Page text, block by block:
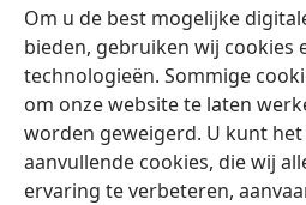
Om u de best mogelijke
bieden, gebruiken wij cookies
technologieën. Sommige
om onze website te laten
worden geweigerd. U kunt
aanvullende cookies, die wij
ervaring te verbeteren,
(opent
nieuw
venster)Watchtower ONLINE LIBRARY™
(opent
nieuw
venster)JW Hub ®
(opent
nieuw
venster)
®